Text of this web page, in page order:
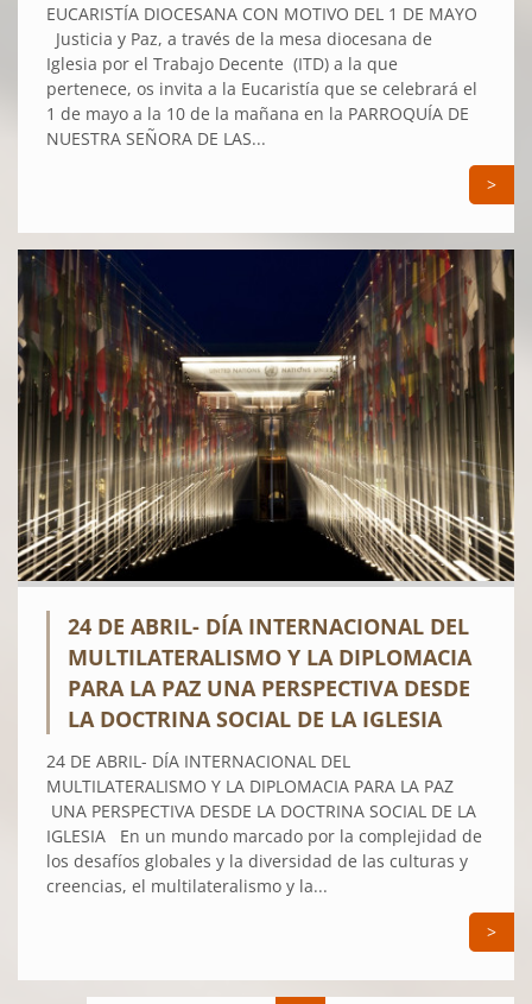
EUCARISTÍA DIOCESANA CON MOTIVO DEL 1 DE MAYO
Justicia y Paz, a través de la mesa diocesana de
Iglesia por el Trabajo Decente (ITD) a la que
pertenece, os invita a la Eucaristía que se celebrará el
1 de mayo a la 10 de la mañana en la PARROQUÍA DE
NUESTRA SEÑORA DE LAS...
>
24 DE ABRIL- DÍA INTERNACIONAL DEL
MULTILATERALISMO Y LA DIPLOMACIA
PARA LA PAZ UNA PERSPECTIVA DESDE
LA DOCTRINA SOCIAL DE LA IGLESIA
24 DE ABRIL- DÍA INTERNACIONAL DEL
MULTILATERALISMO Y LA DIPLOMACIA PARA LA PAZ
UNA PERSPECTIVA DESDE LA DOCTRINA SOCIAL DE LA
IGLESIA En un mundo marcado por la complejidad de
los desafíos globales y la diversidad de las culturas y
creencias, el multilateralismo y la...
>